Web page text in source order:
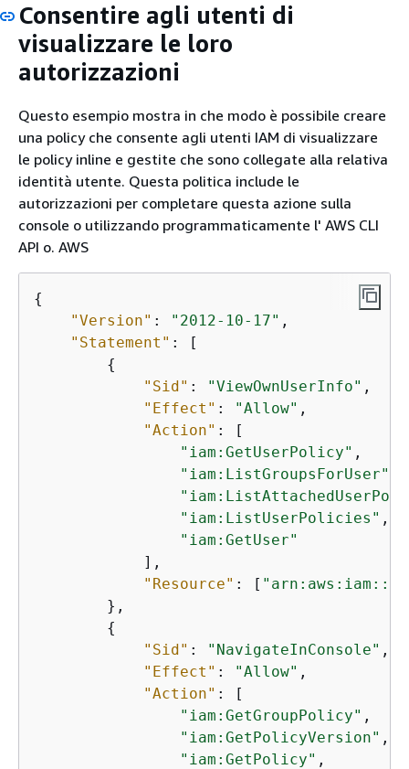
Consentire agli utenti di
visualizzare le loro
autorizzazioni
Questo esempio mostra in che modo è possibile creare
una policy che consente agli utenti IAM di visualizzare
le policy inline e gestite che sono collegate alla relativa
identità utente. Questa politica include le
autorizzazioni per completare questa azione sulla
console o utilizzando programmaticamente l' AWS CLI
API o. AWS
{
"Version" : "2012-10-17" ,
"Statement" : [
{
"Sid" : "ViewOwnUserInfo" ,
"Effect" : "Allow" ,
"Action" : [
"iam:GetUserPolicy" ,
"iam:ListGroupsForUser"
"iam:ListUserPolicies" ,
"iam:GetUser"
            ],
"Resource" : [
        },
{
"Sid" : "NavigateInConsole" ,
"Effect" : "Allow" ,
"Action" : [
"iam:GetGroupPolicy" ,
"iam:GetPolicyVersion" ,
"iam:GetPolicy" ,